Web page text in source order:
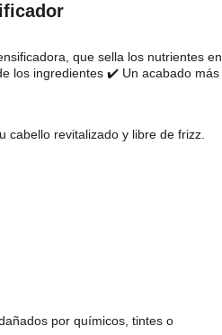
que sella los nutrientes en
los ingredientes ✔️ Un acabado más
cabello revitalizado y libre de frizz.
por químicos, tintes o